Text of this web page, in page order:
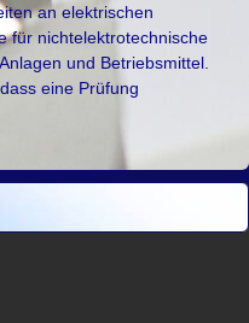
an elektrischen
für nichtelektrotechnische
und Betriebsmittel.
eine Prüfung